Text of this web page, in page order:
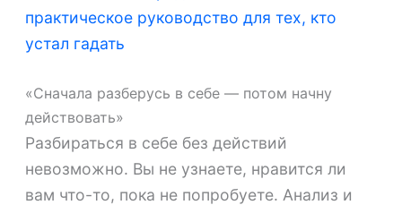
практическое руководство для тех, кто
устал гадать
«Сначала разберусь в себе — потом начну
действовать»
Разбираться в себе без действий
невозможно. Вы не узнаете, нравится ли
вам что-то, пока не попробуете. Анализ и